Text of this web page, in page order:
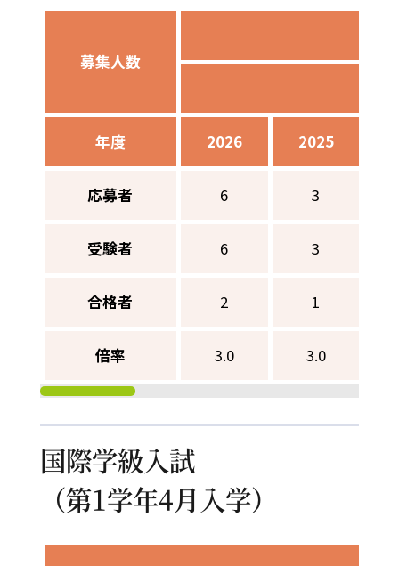
募集人数
年度 2026 2025
応募者 6 3
受験者 6 3
合格者 2 1
倍率 3.0 3.0
国際学級入試
（第1学年4月入学）